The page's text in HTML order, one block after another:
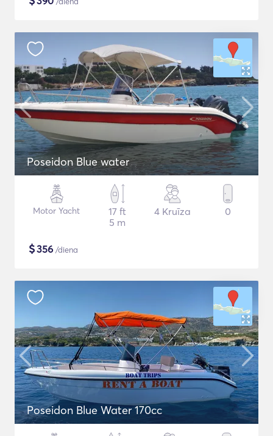
Poseidon Blue water
Motor Yacht
17 ft
5 m
4 Kruīza 0
$356 /diena
Poseidon Blue Water 170cc